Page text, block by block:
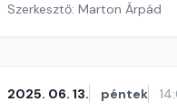
Szerkesztő: Marton Árpád
2025. 06. 13. péntek